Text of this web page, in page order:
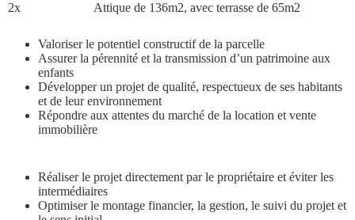
2x
Attique de 136m2, avec terrasse de 65m2
Valoriser le potentiel constructif de la parcelle
Assurer la pérennité et la transmission d’un patrimoine aux
enfants
Développer un projet de qualité, respectueux de ses habitants
et de leur environnement
Répondre aux attentes du marché de la location et vente
immobilière
Réaliser le projet directement par le propriétaire et éviter les
intermédiaires
Optimiser le montage financier, la gestion, le suivi du projet et